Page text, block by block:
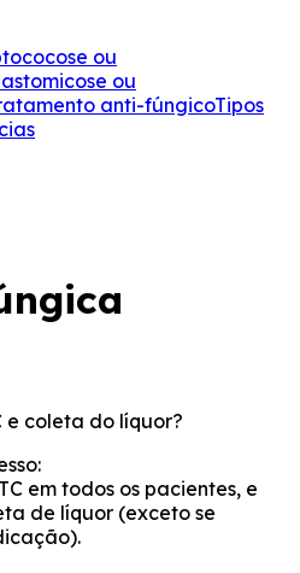
ou
ou
anti-fúngicoTipos
e coleta do líquor?
em todos os pacientes, e
de líquor (exceto se